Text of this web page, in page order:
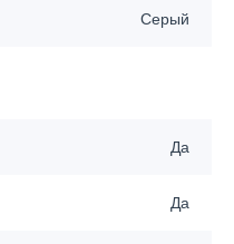
Серый
Да
Да